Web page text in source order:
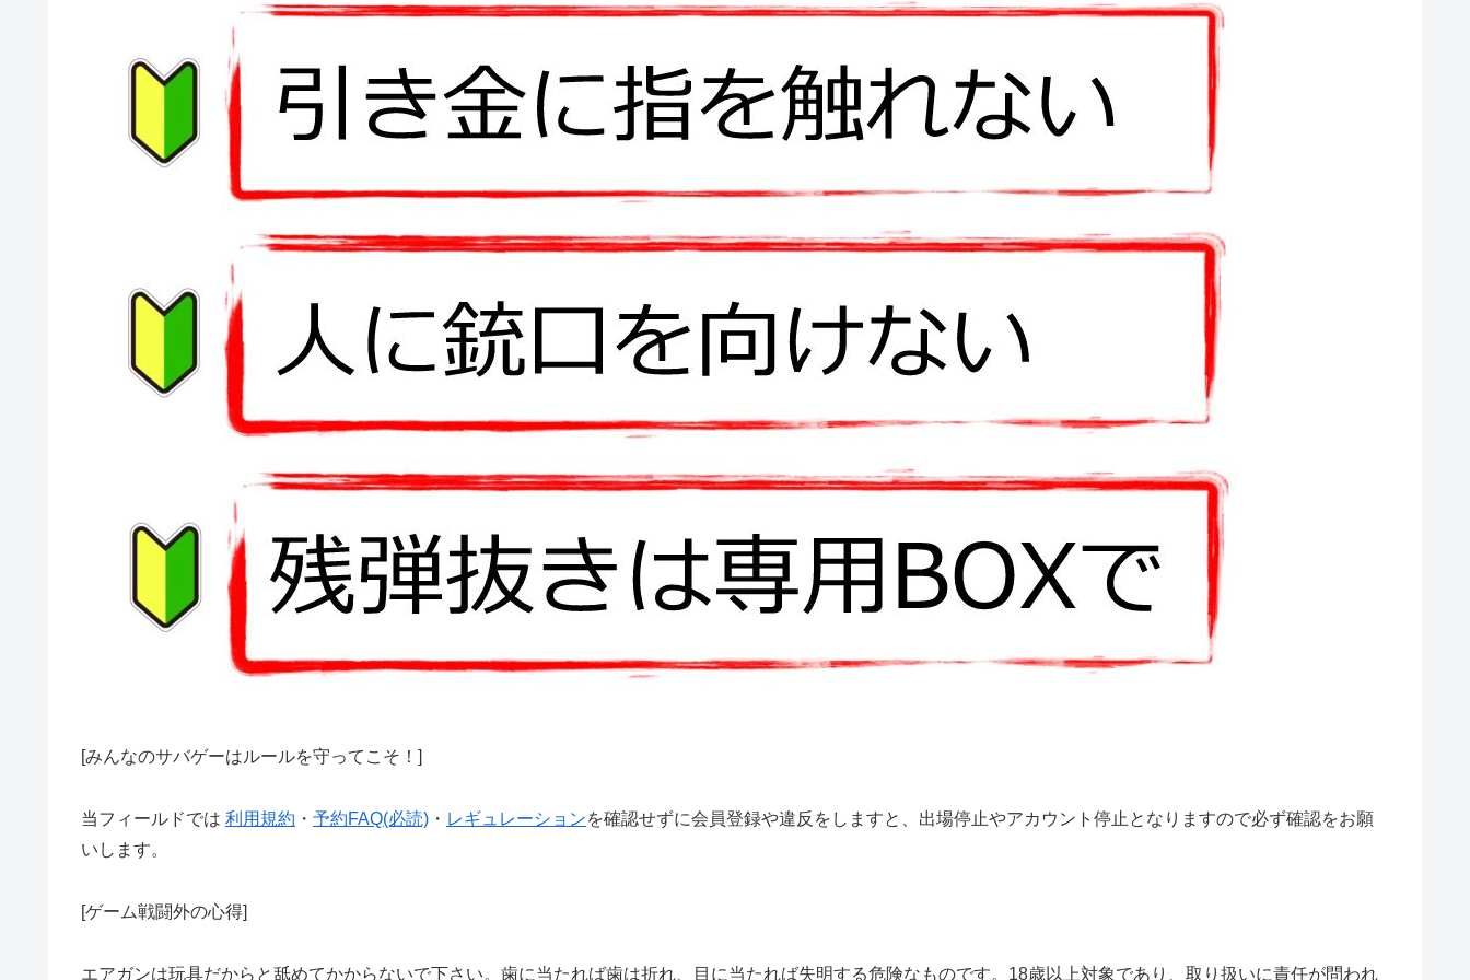
[みんなのサバゲーはルールを守ってこそ！]
当フィールドでは 利用規約 ・ 予約FAQ(必読) ・ レギュレーションを確認せずに会員登録や違反をしますと、出場停止やアカウント停止となりますので必ず確認をお願
いします。
[ゲーム戦闘外の心得]
エアガンは玩具だからと舐めてかからないで下さい。歯に当たれば歯は折れ、目に当たれば失明する危険なものです。18歳以上対象であり、取り扱いに責任が問われ